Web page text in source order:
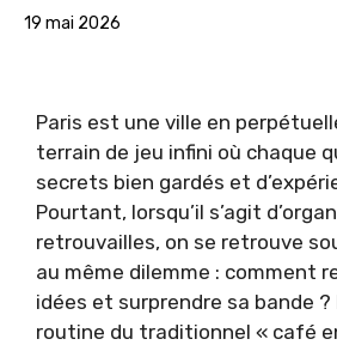
19 mai 2026
Paris est une ville en
terrain de jeu infini où chaque
secrets bien gardés et
Pourtant, lorsqu’il s’agit
retrouvailles, on se retrouve
au même dilemme : comment
idées et surprendre sa bande ?
routine du traditionnel « café